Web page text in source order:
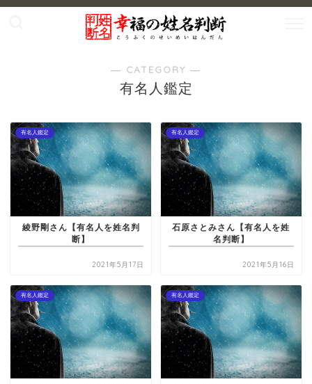
― CATEGORY ―
有名人鑑定
有名人鑑定
綾野剛さん【有名人を姓名判
断】
2021年5月17日
有名人鑑定
石原さとみさん【有名人を姓
名判断】
2021年5月16日
有名人鑑定 有名人鑑定